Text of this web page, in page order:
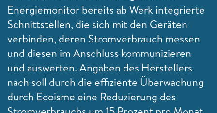
Energiemonitor bereits ab Werk integrierte
Schnittstellen, die sich mit den Geräten
verbinden, deren Stromverbrauch messen
und diesen im Anschluss kommunizieren
und auswerten. Angaben des Herstellers
nach soll durch die effiziente Überwachung
durch Ecoisme eine Reduzierung des